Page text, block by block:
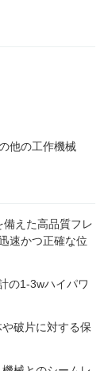
他の工作機械
備えた高品質フレ
速かつ正確な位
の1-3wハイパワ
破片に対する保